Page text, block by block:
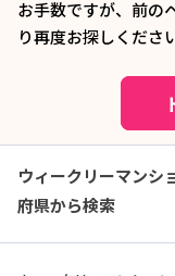
お手数ですが、前の
り再度お探しくださ
ウィークリーマンシ
府県から検索